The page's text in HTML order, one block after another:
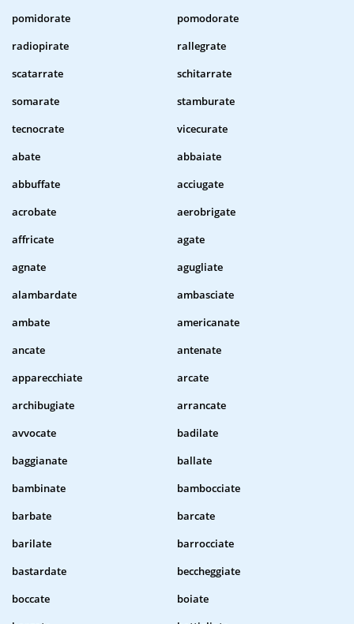
pomidorate
pomodorate
radiopirate
rallegrate
scatarrate
schitarrate
somarate
stamburate
tecnocrate
vicecurate
abate
abbaiate
abbuffate
acciugate
acrobate
aerobrigate
affricate
agate
agnate
agugliate
alambardate
ambasciate
ambate
americanate
ancate
antenate
apparecchiate
arcate
archibugiate
arrancate
avvocate
badilate
baggianate
ballate
bambinate
bambocciate
barbate
barcate
barilate
barrocciate
bastardate
beccheggiate
boccate
boiate